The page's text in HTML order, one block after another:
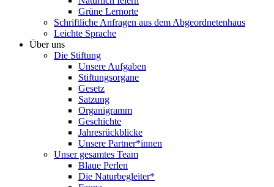
Grüne Lernorte
Schriftliche Anfragen aus dem Abgeordnetenhaus
Leichte Sprache
Über uns
Die Stiftung
Unsere Aufgaben
Stiftungsorgane
Gesetz
Satzung
Organigramm
Geschichte
Jahresrückblicke
Unsere Partner*innen
Unser gesamtes Team
Blaue Perlen
Die Naturbegleiter*